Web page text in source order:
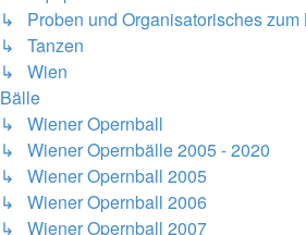
↳ Proben und Organisatorisches zum
↳ Tanzen
↳ Wien
Bälle
↳ Wiener Opernball
↳ Wiener Opernbälle 2005 - 2020
↳ Wiener Opernball 2005
↳ Wiener Opernball 2006
↳ Wiener Opernball 2007